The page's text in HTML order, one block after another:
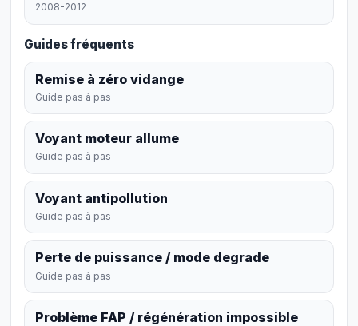
2008-2012
Guides fréquents
Remise à zéro vidange
Guide pas à pas
Voyant moteur allume
Guide pas à pas
Voyant antipollution
Guide pas à pas
Perte de puissance / mode degrade
Guide pas à pas
Problème FAP / régénération impossible